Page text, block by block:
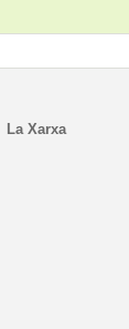
La Xarxa